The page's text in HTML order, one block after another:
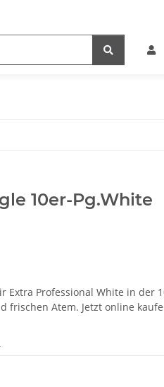
10er-Pg.White
Extra Professional White in der
frischen Atem. Jetzt online